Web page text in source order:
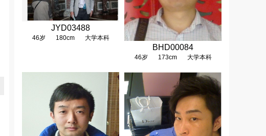
JYD03488
46岁 180cm 大学本科
BHD00084
46岁 173cm 大学本科